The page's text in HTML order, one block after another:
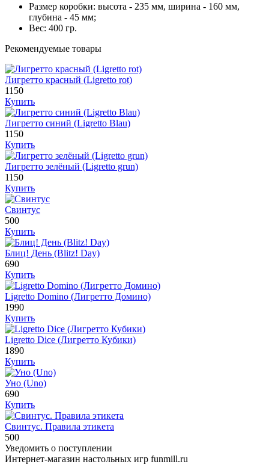
Размер коробки: высота - 235 мм, ширина - 160 мм,
глубина - 45 мм;
Вес: 400 гр.
Рекомендуемые товары
Лигретто красный (Ligretto rot)
1150
Купить
Лигретто синий (Ligretto Blau)
1150
Купить
Лигретто зелёный (Ligretto grun)
1150
Купить
Свинтус
500
Купить
Блиц! День (Blitz! Day)
690
Купить
Ligretto Domino (Лигретто Домино)
1990
Купить
Ligretto Dice (Лигретто Кубики)
1890
Купить
Уно (Uno)
690
Купить
Свинтус. Правила этикета
500
Уведомить о поступлении
Интернет-магазин настольных игр funmill.ru